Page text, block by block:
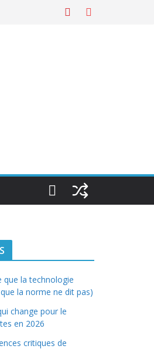
que la technologie
la norme ne dit pas)
change pour le
en 2026
critiques de